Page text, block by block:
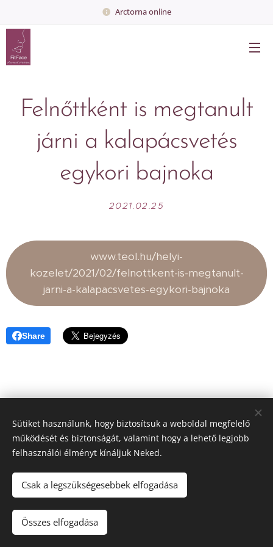
Arctorna online
Felnőttként is megtanult
járni a kalapácsvetés
egykori bajnoka
2021.02.25
www.teol.hu/helyi-
kozelet/2021/02/felnottkent-is-megtanult-
jarni-a-kalapacsvetes-egykori-bajnoka
Share
Az oldalt aWebnodeműködteti
Sütiket használunk, hogy biztosítsuk a weboldal megfelelő
működését és biztonságát, valamint hogy a lehető legjobb
felhasználói élményt kínáljuk Neked.
Csak a legszükségesebbek elfogadása
Összes elfogadása